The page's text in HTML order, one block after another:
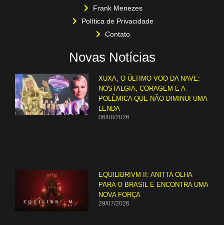
Frank Menezes
Política de Privacidade
Contato
Novas Notícias
XUXA, O ÚLTIMO VOO DA NAVE:
NOSTALGIA, CORAGEM E A
POLÊMICA QUE NÃO DIMINUI UMA
LENDA
06/08/2026
EQUILIBRIVM II: ANITTA OLHA
PARA O BRASIL E ENCONTRA UMA
NOVA FORÇA
29/07/2026